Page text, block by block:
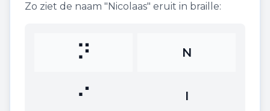
Zo ziet de naam "Nicolaas" eruit in braille:
⠝ N
⠊ I